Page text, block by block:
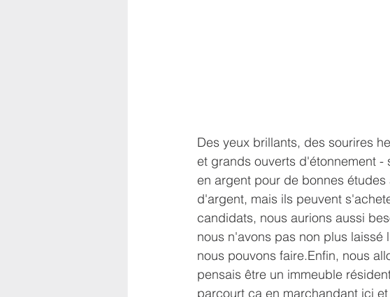
Des yeux brillants, des sourires
et grands ouverts d'étonnement
en argent pour de bonnes
d'argent, mais ils peuvent
candidats, nous aurions aussi
nous n'avons pas non plus
nous pouvons faire.Enfin, nous
pensais être un immeuble
parcourt ça en marchandant ici